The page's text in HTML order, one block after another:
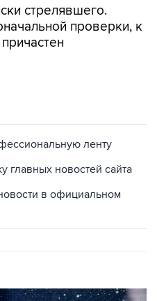
стрелявшего.
проверки, к
ленту
главных новостей сайта
в официальном